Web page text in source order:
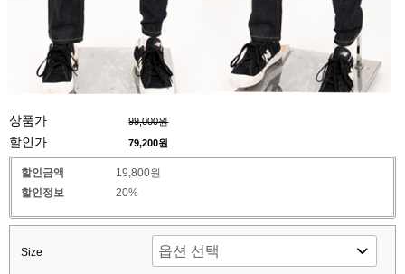
상품가 99,000원
할인가 79,200원
할인금액
19,800원
할인정보
20%
Size